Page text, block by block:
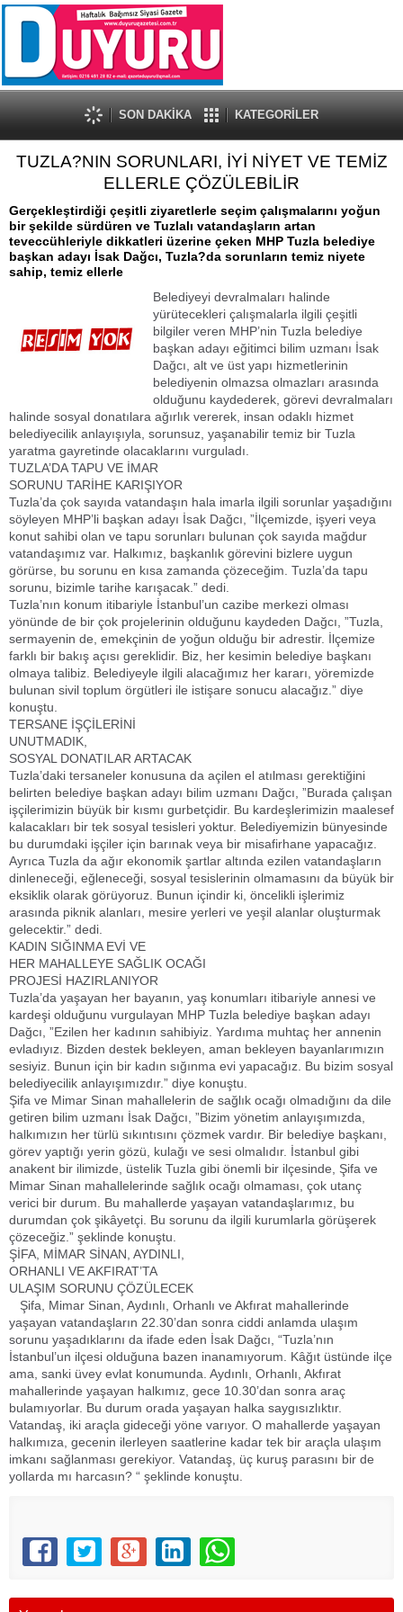
SON DAKİKA KATEGORİLER
TUZLA?NIN SORUNLARI, İYİ NİYET VE TEMİZ
ELLERLE ÇÖZÜLEBİLİR
Gerçekleştirdiği çeşitli ziyaretlerle seçim çalışmalarını yoğun
bir şekilde sürdüren ve Tuzlalı vatandaşların artan
teveccühleriyle dikkatleri üzerine çeken MHP Tuzla belediye
başkan adayı İsak Dağcı, Tuzla?da sorunların temiz niyete
sahip, temiz ellerle
Belediyeyi devralmaları halinde
yürütecekleri çalışmalarla ilgili çeşitli
bilgiler veren MHP’nin Tuzla belediye
başkan adayı eğitimci bilim uzmanı İsak
Dağcı, alt ve üst yapı hizmetlerinin
belediyenin olmazsa olmazları arasında
olduğunu kaydederek, görevi devralmaları
halinde sosyal donatılara ağırlık vererek, insan odaklı hizmet
belediyecilik anlayışıyla, sorunsuz, yaşanabilir temiz bir Tuzla
yaratma gayretinde olacaklarını vurguladı.
TUZLA’DA TAPU VE İMAR
SORUNU TARİHE KARIŞIYOR
Tuzla’da çok sayıda vatandaşın hala imarla ilgili sorunlar yaşadığını
söyleyen MHP’li başkan adayı İsak Dağcı, ”İlçemizde, işyeri veya
konut sahibi olan ve tapu sorunları bulunan çok sayıda mağdur
vatandaşımız var. Halkımız, başkanlık görevini bizlere uygun
görürse, bu sorunu en kısa zamanda çözeceğim. Tuzla’da tapu
sorunu, bizimle tarihe karışacak.” dedi.
Tuzla’nın konum itibariyle İstanbul’un cazibe merkezi olması
yönünde de bir çok projelerinin olduğunu kaydeden Dağcı, ”Tuzla,
sermayenin de, emekçinin de yoğun olduğu bir adrestir. İlçemize
farklı bir bakış açısı gereklidir. Biz, her kesimin belediye başkanı
olmaya talibiz. Belediyeyle ilgili alacağımız her kararı, yöremizde
bulunan sivil toplum örgütleri ile istişare sonucu alacağız.” diye
konuştu.
TERSANE İŞÇİLERİNİ
UNUTMADIK,
SOSYAL DONATILAR ARTACAK
Tuzla’daki tersaneler konusuna da açilen el atılması gerektiğini
belirten belediye başkan adayı bilim uzmanı Dağcı, ”Burada çalışan
işçilerimizin büyük bir kısmı gurbetçidir. Bu kardeşlerimizin maalesef
kalacakları bir tek sosyal tesisleri yoktur. Belediyemizin bünyesinde
bu durumdaki işçiler için barınak veya bir misafirhane yapacağız.
Ayrıca Tuzla da ağır ekonomik şartlar altında ezilen vatandaşların
dinleneceği, eğleneceği, sosyal tesislerinin olmamasını da büyük bir
eksiklik olarak görüyoruz. Bunun içindir ki, öncelikli işlerimiz
arasında piknik alanları, mesire yerleri ve yeşil alanlar oluşturmak
gelecektir.” dedi.
KADIN SIĞINMA EVİ VE
HER MAHALLEYE SAĞLIK OCAĞI
PROJESİ HAZIRLANIYOR
Tuzla’da yaşayan her bayanın, yaş konumları itibariyle annesi ve
kardeşi olduğunu vurgulayan MHP Tuzla belediye başkan adayı
Dağcı, ”Ezilen her kadının sahibiyiz. Yardıma muhtaç her annenin
evladıyız. Bizden destek bekleyen, aman bekleyen bayanlarımızın
sesiyiz. Bunun için bir kadın sığınma evi yapacağız. Bu bizim sosyal
belediyecilik anlayışımızdır.” diye konuştu.
Şifa ve Mimar Sinan mahallelerin de sağlık ocağı olmadığını da dile
getiren bilim uzmanı İsak Dağcı, ”Bizim yönetim anlayışımızda,
halkımızın her türlü sıkıntısını çözmek vardır. Bir belediye başkanı,
görev yaptığı yerin gözü, kulağı ve sesi olmalıdır. İstanbul gibi
anakent bir ilimizde, üstelik Tuzla gibi önemli bir ilçesinde, Şifa ve
Mimar Sinan mahallelerinde sağlık ocağı olmaması, çok utanç
verici bir durum. Bu mahallerde yaşayan vatandaşlarımız, bu
durumdan çok şikâyetçi. Bu sorunu da ilgili kurumlarla görüşerek
çözeceğiz.” şeklinde konuştu.
ŞİFA, MİMAR SİNAN, AYDINLI,
ORHANLI VE AKFIRAT’TA
ULAŞIM SORUNU ÇÖZÜLECEK
Şifa, Mimar Sinan, Aydınlı, Orhanlı ve Akfırat mahallerinde
yaşayan vatandaşların 22.30’dan sonra ciddi anlamda ulaşım
sorunu yaşadıklarını da ifade eden İsak Dağcı, “Tuzla’nın
İstanbul’un ilçesi olduğuna bazen inanamıyorum. Kâğıt üstünde ilçe
ama, sanki üvey evlat konumunda. Aydınlı, Orhanlı, Akfırat
mahallerinde yaşayan halkımız, gece 10.30’dan sonra araç
bulamıyorlar. Bu durum orada yaşayan halka saygısızlıktır.
Vatandaş, iki araçla gideceği yöne varıyor. O mahallerde yaşayan
halkımıza, gecenin ilerleyen saatlerine kadar tek bir araçla ulaşım
imkanı sağlanması gerekiyor. Vatandaş, üç kuruş parasını bir de
yollarda mı harcasın? “ şeklinde konuştu.